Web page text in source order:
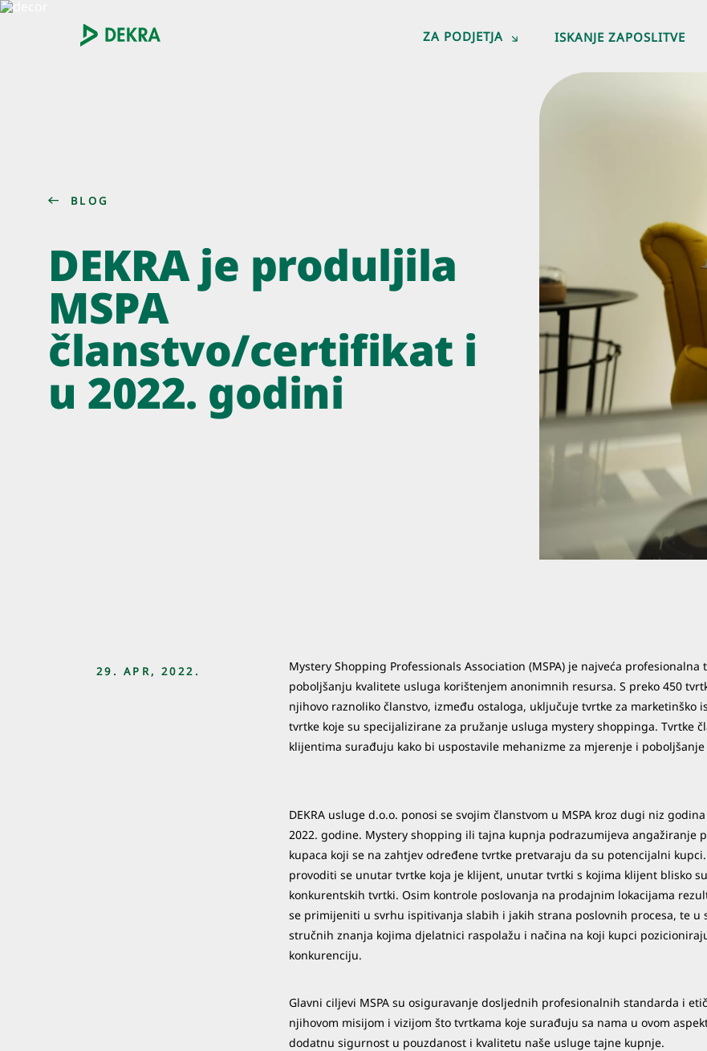
ZA PODJETJA ISKANJE ZAPOSLITVE
BLOG
DEKRA je produljila
MSPA
članstvo/certifikat i
u 2022. godini
29. APR, 2022.
Mystery Shopping Professionals Association (MSPA) je najveća
poboljšanju kvalitete usluga korištenjem anonimnih resursa. S preko 450
njihovo raznoliko članstvo, između ostaloga, uključuje tvrtke za marketinško
tvrtke koje su specijalizirane za pružanje usluga mystery shoppinga. Tvrtke
klijentima surađuju kako bi uspostavile mehanizme za mjerenje i
DEKRA usluge d.o.o. ponosi se svojim članstvom u MSPA kroz dugi niz
2022. godine. Mystery shopping ili tajna kupnja podrazumijeva angažiranje
kupaca koji se na zahtjev određene tvrtke pretvaraju da su potencijalni
provoditi se unutar tvrtke koja je klijent, unutar tvrtki s kojima klijent blisko
konkurentskih tvrtki. Osim kontrole poslovanja na prodajnim lokacijama
se primijeniti u svrhu ispitivanja slabih i jakih strana poslovnih procesa, te u
stručnih znanja kojima djelatnici raspolažu i načina na koji kupci
konkurenciju.
Glavni ciljevi MSPA su osiguravanje dosljednih profesionalnih standarda i
njihovom misijom i vizijom što tvrtkama koje surađuju sa nama u ovom
dodatnu sigurnost u pouzdanost i kvalitetu naše usluge tajne kupnje.